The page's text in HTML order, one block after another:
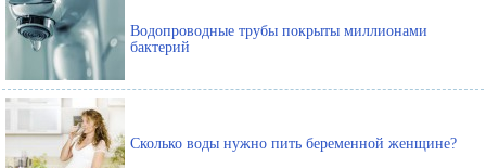
Водопроводные трубы покрыты миллионами
бактерий
Сколько воды нужно пить беременной женщине?